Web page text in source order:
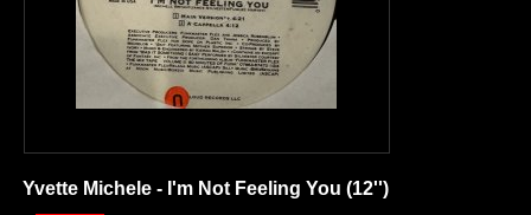
Yvette Michele - I'm Not Feeling You (12'')